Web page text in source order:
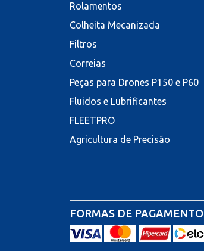
Rolamentos
Colheita Mecanizada
Filtros
Correias
Peças para Drones P150 e P60
Fluidos e Lubrificantes
FLEETPRO
Agricultura de Precisão
FORMAS DE PAGAMENTO